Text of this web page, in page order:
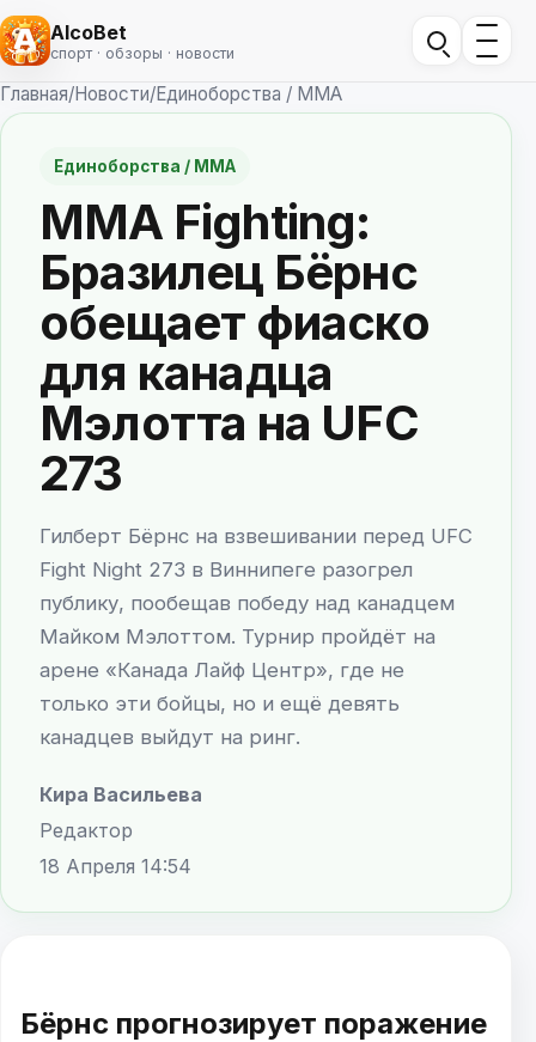
AlcoBet
спорт · обзоры · новости
Главная/Новости/Единоборства / ММА
Единоборства / ММА
MMA Fighting:
Бразилец Бёрнс
обещает фиаско
для канадца
Мэлотта на UFC
273
Гилберт Бёрнс на взвешивании перед UFC
Fight Night 273 в Виннипеге разогрел
публику, пообещав победу над канадцем
Майком Мэлоттом. Турнир пройдёт на
арене «Канада Лайф Центр», где не
только эти бойцы, но и ещё девять
канадцев выйдут на ринг.
Кира Васильева
Редактор
18 Апреля 14:54
Бёрнс прогнозирует поражение